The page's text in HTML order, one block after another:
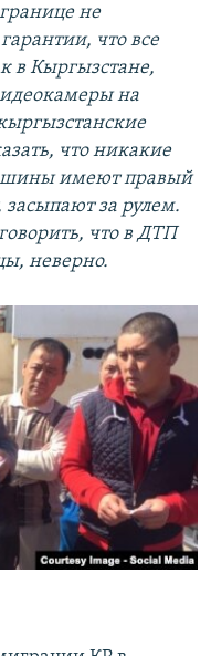
не
что все
в Кыргызстане,
на
что никакие
имеют правый
засыпают за рулем.
что в ДТП
неверно.